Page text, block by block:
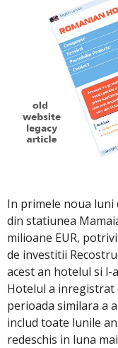
In primele noua luni
din statiunea
milioane EUR,
de investitii
acest an hotelul si l-
Hotelul a inregistrat
perioada similara a
includ toate lunile
redeschis in luna